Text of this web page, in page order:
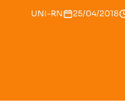
UNI-RN 25/04/2018